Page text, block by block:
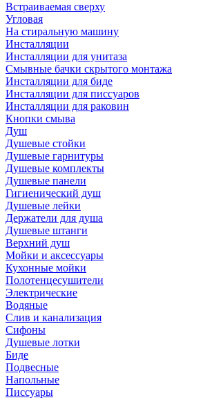
Встраиваемая сверху
Угловая
На стиральную машину
Инсталляции
Инсталляции для унитаза
Смывные бачки скрытого монтажа
Инсталляции для биде
Инсталляции для писсуаров
Инсталляции для раковин
Кнопки смыва
Душ
Душевые стойки
Душевые гарнитуры
Душевые комплекты
Душевые панели
Гигиенический душ
Душевые лейки
Держатели для душа
Душевые штанги
Верхний душ
Мойки и аксессуары
Кухонные мойки
Полотенцесушители
Электрические
Водяные
Слив и канализация
Сифоны
Душевые лотки
Биде
Подвесные
Напольные
Писсуары